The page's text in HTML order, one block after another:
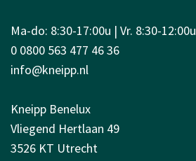
Ma-do: 8:30-17:00u | Vr. 8:30-12:00u
0 0800 563 477 46 36
info@kneipp.nl
Kneipp Benelux
Vliegend Hertlaan 49
3526 KT Utrecht